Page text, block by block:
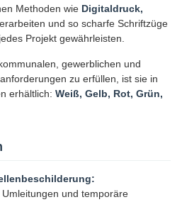
Methoden wie Digitaldruck,
und so scharfe Schriftzüge
Projekt gewährleisten.
gewerblichen und
zu erfüllen, ist sie in
erhältlich: Weiß, Gelb, Rot, Grün,
und temporäre